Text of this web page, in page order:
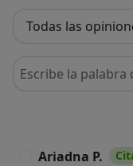
Busca en opiniones
Ariadna P.